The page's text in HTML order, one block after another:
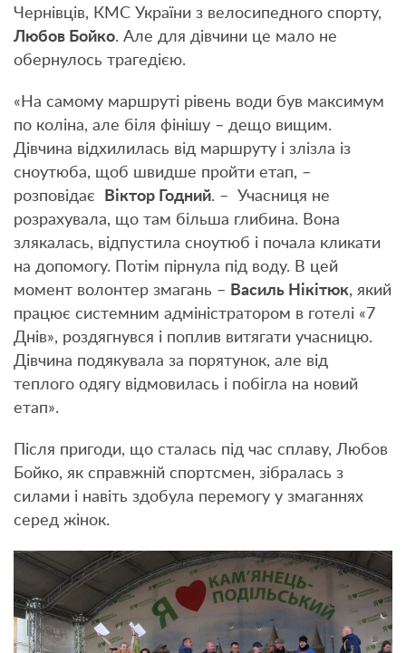
Чернівців, КМС України з велосипедного спорту,
Любов Бойко. Але для дівчини це мало не
обернулось трагедією.
«На самому маршруті рівень води був максимум
по коліна, але біля фінішу – дещо вищим.
Дівчина відхилилась від маршруту і злізла із
сноутюба, щоб швидше пройти етап, –
розповідає
Віктор Годний. – Учасниця не
розрахувала, що там більша глибина. Вона
злякалась, відпустила сноутюб і почала кликати
на допомогу. Потім пірнула під воду. В цей
момент волонтер змагань – Василь Нікітюк, який
працює системним адміністратором в готелі «7
Днів», роздягнувся і поплив витягати учасницю.
Дівчина подякувала за порятунок, але від
теплого одягу відмовилась і побігла на новий
етап».
Після пригоди, що сталась під час сплаву, Любов
Бойко, як справжній спортсмен, зібралась з
силами і навіть здобула перемогу у змаганнях
серед жінок.